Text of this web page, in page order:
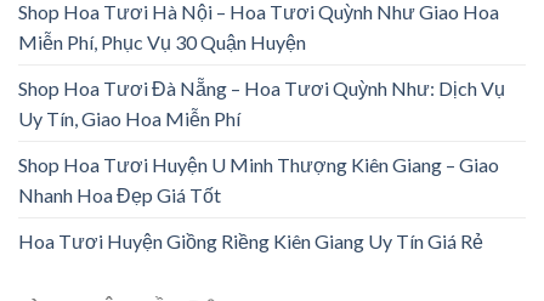
Shop Hoa Tươi Hà Nội – Hoa Tươi Quỳnh Như Giao Hoa
Miễn Phí, Phục Vụ 30 Quận Huyện
Shop Hoa Tươi Đà Nẵng – Hoa Tươi Quỳnh Như: Dịch Vụ
Uy Tín, Giao Hoa Miễn Phí
Shop Hoa Tươi Huyện U Minh Thượng Kiên Giang – Giao
Nhanh Hoa Đẹp Giá Tốt
Hoa Tươi Huyện Giồng Riềng Kiên Giang Uy Tín Giá Rẻ